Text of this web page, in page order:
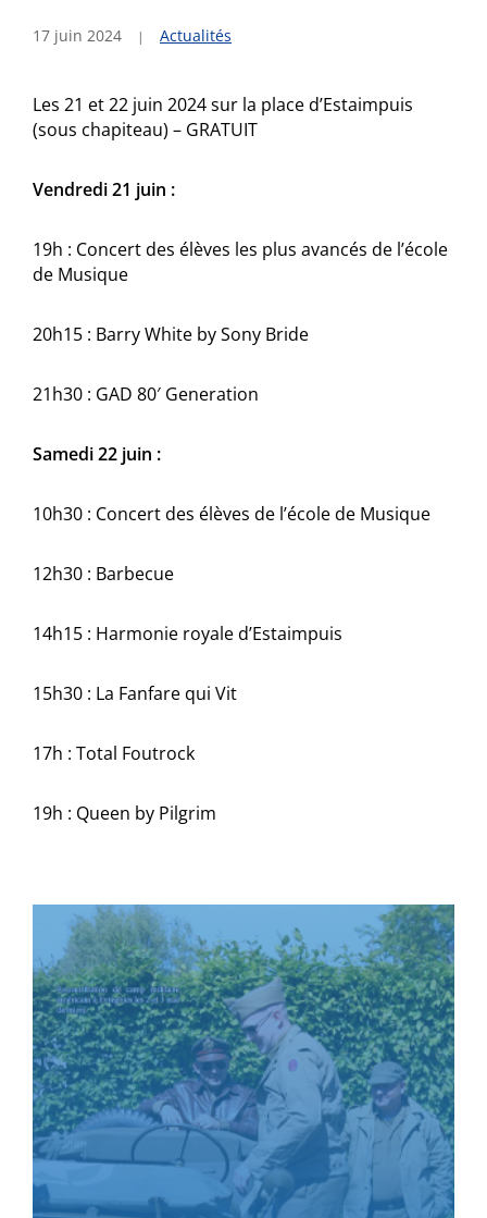
17 juin 2024 Actualités
Les 21 et 22 juin 2024 sur la place d’Estaimpuis
(sous chapiteau) – GRATUIT
Vendredi 21 juin :
19h : Concert des élèves les plus avancés de l’école
de Musique
20h15 : Barry White by Sony Bride
21h30 : GAD 80′ Generation
Samedi 22 juin :
10h30 : Concert des élèves de l’école de Musique
12h30 : Barbecue
14h15 : Harmonie royale d’Estaimpuis
15h30 : La Fanfare qui Vit
17h : Total Foutrock
19h : Queen by Pilgrim